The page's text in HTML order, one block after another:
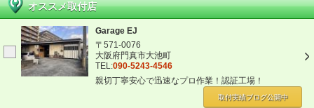
オススメ取付店
Garage EJ
〒571-0076
大阪府門真市大池町
TEL:090-5243-4546
親切丁寧安心で迅速なプロ作業！認証工場！
取付実績ブログ公開中